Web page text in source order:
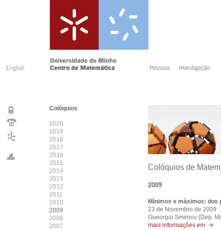
Colóquios
2020
2019
2018
2017
2016
2015
2014
2013
2012
2011
2010
2009
2008
2007
Colóquios de
2009
Mínimos e máximos: dos
23 de Novembro de 2009
Gueorgui Smirnov (Dep.
mais informações em